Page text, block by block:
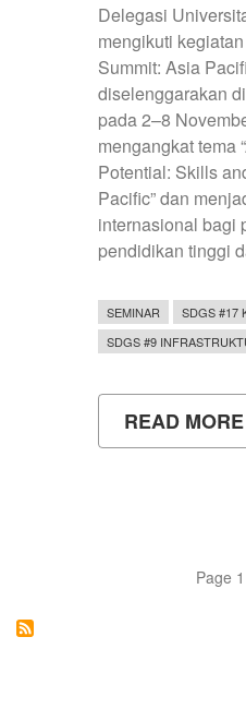
Delegasi
mengikuti
Summit: Asia
diselenggarakan
pada 2–8
mengangkat tema
Potential: Skills
Pacific” dan
internasional bagi
pendidikan tinggi
SEMINAR SDGS #17
SDGS #9
READ MORE
Page 1